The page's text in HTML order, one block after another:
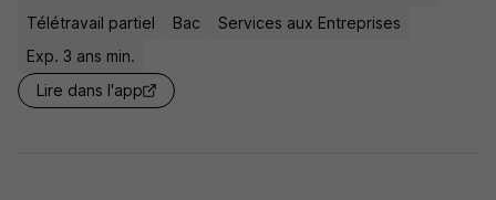
Télétravail partiel
Bac
Services aux Entreprises
Exp. 3 ans min.
Lire dans l'app